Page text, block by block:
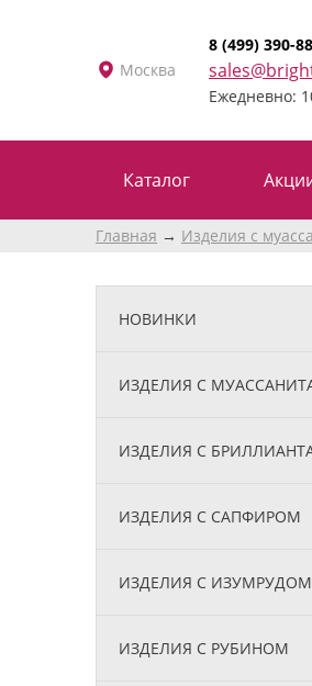
Москва
8 (499) 390-
Ежедневно:
Каталог
Главная Изделия с
НОВИНКИ
ИЗДЕЛИЯ С
ИЗДЕЛИЯ С
ИЗДЕЛИЯ С САПФИРОМ
ИЗДЕЛИЯ С ИЗУМРУДОМ
ИЗДЕЛИЯ С РУБИНОМ